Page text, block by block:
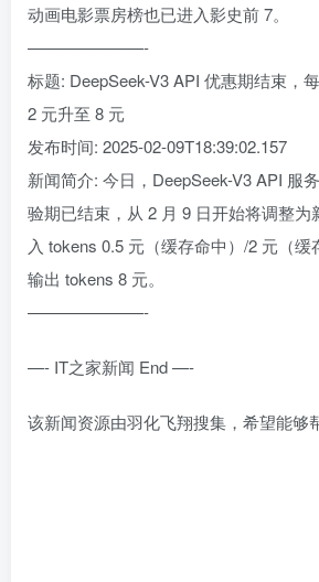
动画电影票房榜也已进入影史前 7。
———————-
标题: DeepSeek-V3 API 优惠期结束，
2 元升至 8 元
发布时间: 2025-02-09T18:39:02.157
新闻简介: 今日，DeepSeek-V3 API 服
验期已结束，从 2 月 9 日开始将调整为
入 tokens 0.5 元（缓存命中）/2 元（
输出 tokens 8 元。
———————-
—- IT之家新闻 End —-
该新闻资源由羽化飞翔搜集，希望能够